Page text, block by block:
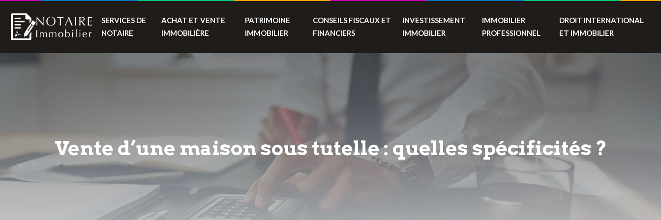
SERVICES DE
NOTAIRE
ACHAT ET VENTE
IMMOBILIÈRE
PATRIMOINE
IMMOBILIER
CONSEILS FISCAUX ET
FINANCIERS
INVESTISSEMENT
IMMOBILIER
IMMOBILIER
PROFESSIONNEL
DROIT INTERNATIONAL
ET IMMOBILIER
Vente d’une maison sous tutelle : quelles spécificités ?